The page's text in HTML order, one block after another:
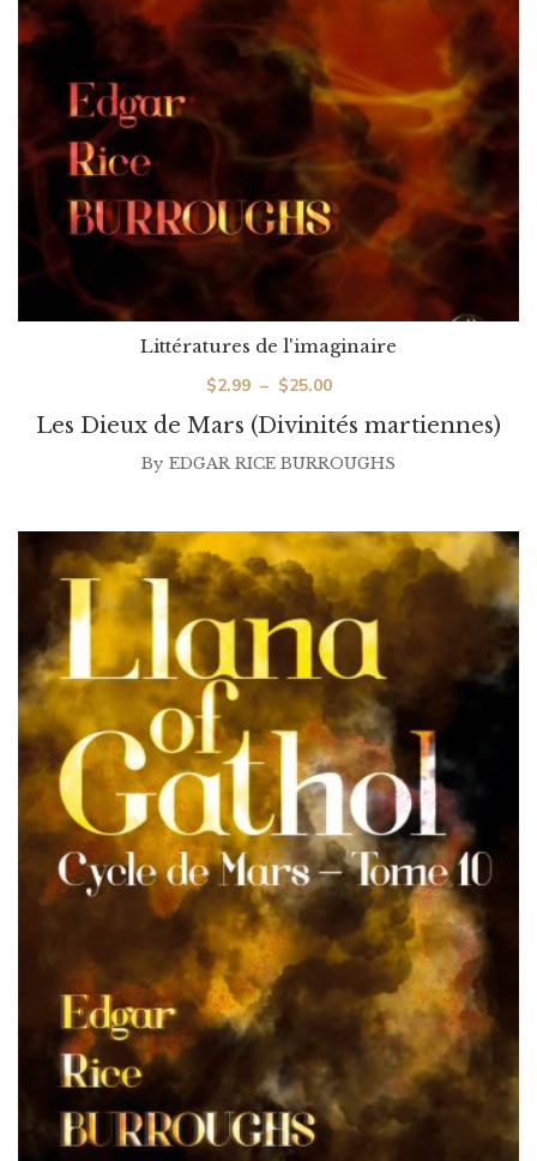
Les Dieux de Mars (Divinités martiennes)
Littératures de l'imaginaire
$2.99 – $25.00Plage
de
$25.00
By EDGAR RICE BURROUGHS